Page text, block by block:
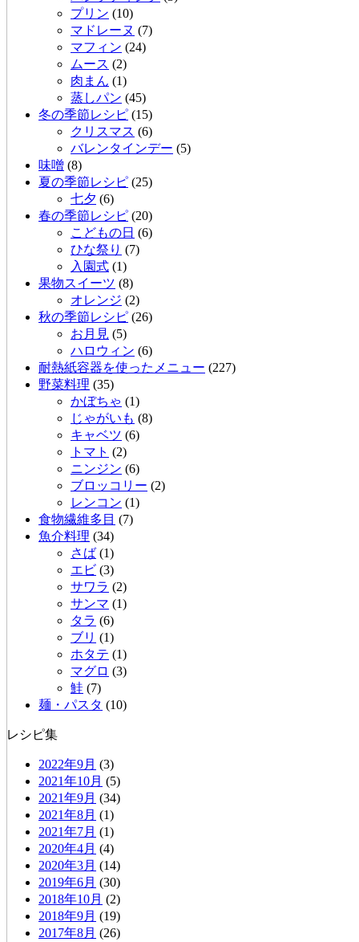
プリン (10)
マドレーヌ (7)
マフィン (24)
ムース (2)
肉まん (1)
蒸しパン (45)
冬の季節レシピ (15)
クリスマス (6)
バレンタインデー (5)
味噌 (8)
夏の季節レシピ (25)
七夕 (6)
春の季節レシピ (20)
こどもの日 (6)
ひな祭り (7)
入園式 (1)
果物スイーツ (8)
オレンジ (2)
秋の季節レシピ (26)
お月見 (5)
ハロウィン (6)
耐熱紙容器を使ったメニュー (227)
野菜料理 (35)
かぼちゃ (1)
じゃがいも (8)
キャベツ (6)
トマト (2)
ニンジン (6)
ブロッコリー (2)
レンコン (1)
食物繊維多目 (7)
魚介料理 (34)
さば (1)
エビ (3)
サワラ (2)
サンマ (1)
タラ (6)
ブリ (1)
ホタテ (1)
マグロ (3)
鮭 (7)
麺・パスタ (10)
レシピ集
2022年9月 (3)
2021年10月 (5)
2021年9月 (34)
2021年8月 (1)
2021年7月 (1)
2020年4月 (4)
2020年3月 (14)
2019年6月 (30)
2018年10月 (2)
2018年9月 (19)
2017年8月 (26)